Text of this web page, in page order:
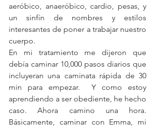
aeróbico, anaeróbico, cardio, pesas, y
un sinfín de nombres y estilos
interesantes de poner a trabajar nuestro
cuerpo.
En mi tratamiento me dijeron que
debía caminar 10,000 pasos diarios que
incluyeran una caminata rápida de 30
min para empezar.  Y como estoy
aprendiendo a ser obediente, he hecho
caso. Ahora camino una hora.
Básicamente, caminar con Emma, mi